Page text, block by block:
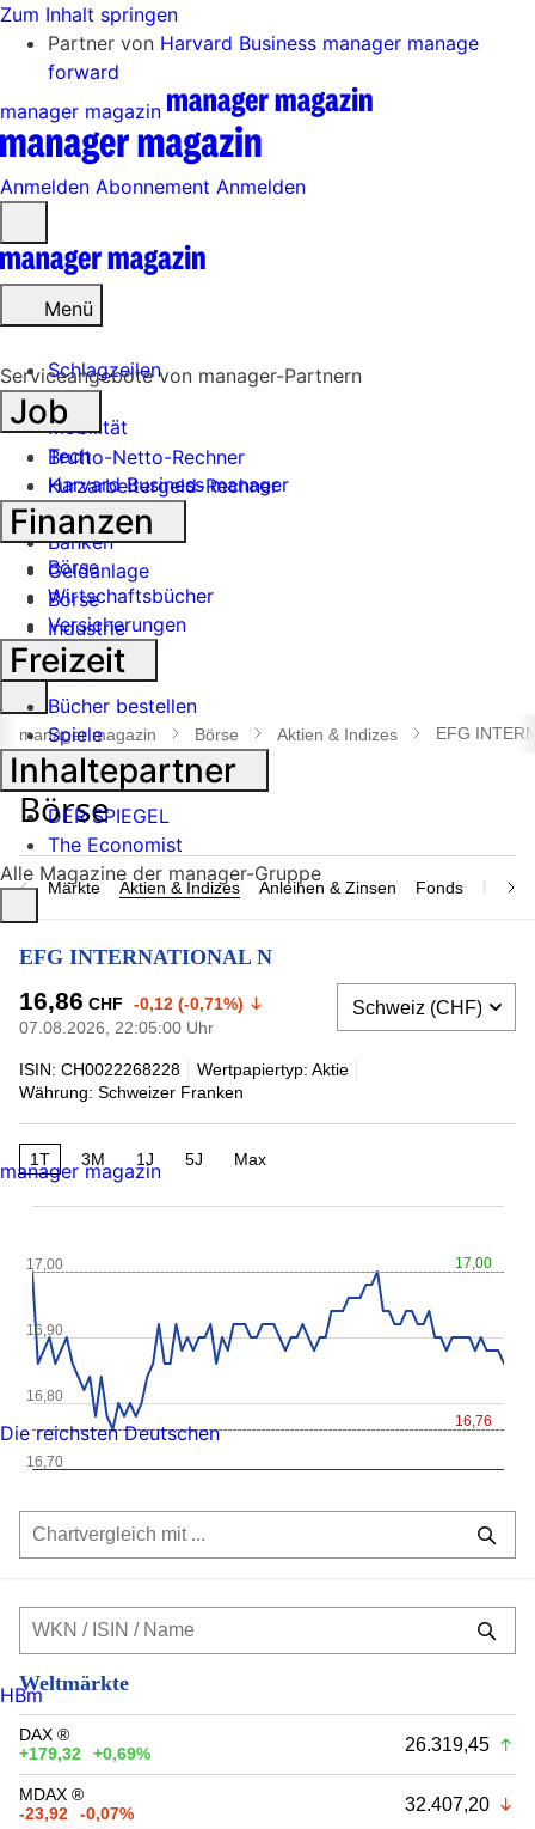
Zum Inhalt springen
Partner von Harvard Business manager manage
forward
manager magazin
Anmelden Abonnement Anmelden
öffnen
Menü
Schlagzeilen
Mobilität
Tech
Harvard Business manager
Handel
Banken
Geldanlage
Börse
Industrie
Suche
öffnen
manager magazin Börse Aktien & Indizes EFG
Märkte Aktien & Indizes Anleihen & Zinsen Fonds
EFG INTERNATIONAL N
16,86 CHF
-0,12 (-0,71%)
07.08.2026, 22:05:00 Uhr
ISIN: CH0022268228
Wertpapiertyp: Aktie
Währung: Schweizer Franken
1T 3M 1J 5J Max
17,00
16,76
16,70
16,80
16,90
17,00
Weltmärkte
DAX ®
+179,32
+0,69% 26.319,45
MDAX ®
-23,92
-0,07% 32.407,20
Serviceangebote von manager-Partnern
Job
Brutto-Netto-Rechner
Kurzarbeitergeld-Rechner
Finanzen
Börse
Wirtschaftsbücher
Versicherungen
Freizeit
Bücher bestellen
Spiele
Inhaltepartner
DER SPIEGEL
The Economist
Alle Magazine der manager-Gruppe
manager magazin
Die reichsten Deutschen
HBm